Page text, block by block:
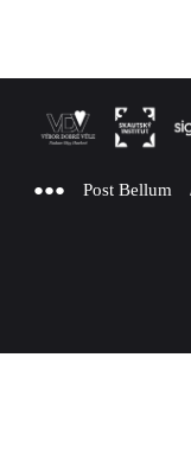
●●● Post Bellum /